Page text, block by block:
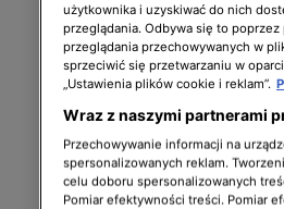
użytkownika i uzyskiwać do nich
przeglądania. Odbywa się to
przeglądania przechowywanych w
sprzeciwić się przetwarzaniu w
„Ustawienia plików cookie i reklam”.
Wraz z naszymi partnerami
Przechowywanie informacji na
spersonalizowanych reklam.
celu doboru spersonalizowanych
Pomiar efektywności treści. Pomiar